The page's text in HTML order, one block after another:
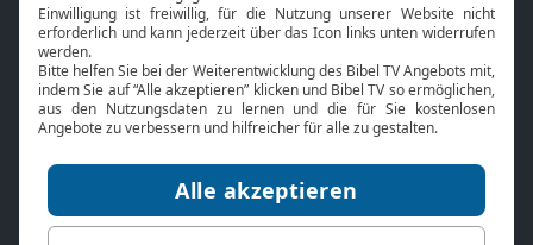
Bibel TV
Über uns
Jobs
Mediadaten
Service
Kontakt
TV-Empfang